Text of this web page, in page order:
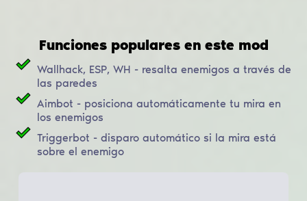
Funciones populares en este mod
Wallhack, ESP, WH - resalta enemigos a través de
las paredes
Aimbot - posiciona automáticamente tu mira en
los enemigos
Triggerbot - disparo automático si la mira está
sobre el enemigo